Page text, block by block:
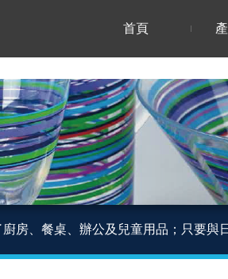
首頁
房、餐桌、辦公及兒童用品；只要與